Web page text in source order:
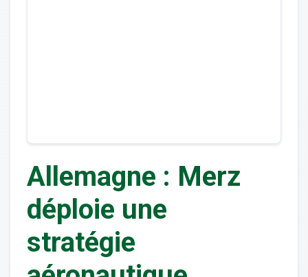
Allemagne : Merz
déploie une
stratégie